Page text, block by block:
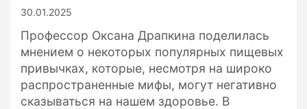
30.01.2025
Профессор Оксана Драпкина поделилась
мнением о некоторых популярных пищевых
привычках, которые, несмотря на широко
распространенные мифы, могут негативно
сказываться на нашем здоровье. В